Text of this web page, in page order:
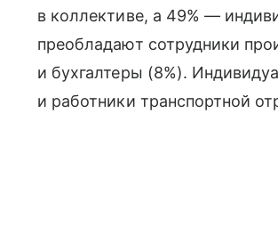
в коллективе, а 49% —
преобладают сотрудники
и бухгалтеры (8%).
и работники транспортной